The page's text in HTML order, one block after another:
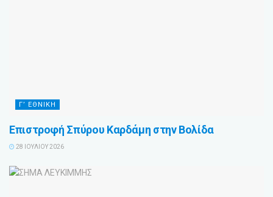
Γ’ ΕΘΝΙΚΗ
Επιστροφή Σπύρου Καρδάμη στην Βολίδα
28 ΙΟΥΛΊΟΥ 2026